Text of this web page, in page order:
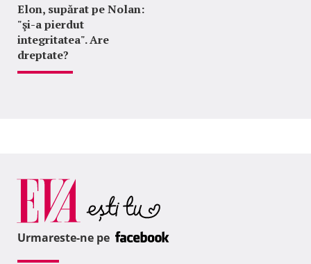
Elon, supărat pe Nolan:
"şi-a pierdut
integritatea". Are
dreptate?
Urmareste-ne pe